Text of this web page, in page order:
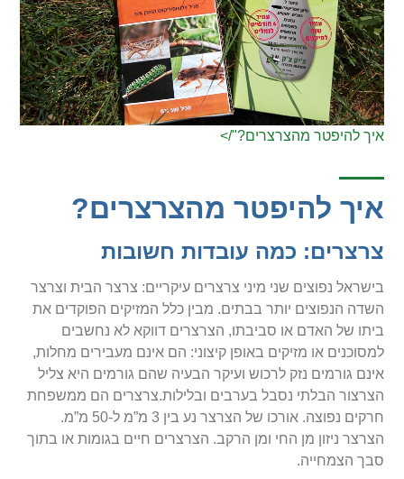
איך להיפטר מהצרצרים?"/>
איך להיפטר מהצרצרים?
צרצרים: כמה עובדות חשובות
בישראל נפוצים שני מיני צרצרים עיקריים: צרצר הבית וצרצר
השדה הנפוצים יותר בבתים. מבין כלל המזיקים הפוקדים את
ביתו של האדם או סביבתו, הצרצרים דווקא לא נחשבים
למסוכנים או מזיקים באופן קיצוני: הם אינם מעבירים מחלות,
אינם גורמים נזק לרכוש ועיקר הבעיה שהם גורמים היא צליל
הצרצור הבלתי נסבל בערבים ובלילות.צרצרים הם ממשפחת
חרקים נפוצה. אורכו של הצרצר נע בין 3 מ”מ ל-50 מ”מ.
הצרצר ניזון מן החי ומן הרקב. הצרצרים חיים בגומות או בתוך
סבך הצמחייה.